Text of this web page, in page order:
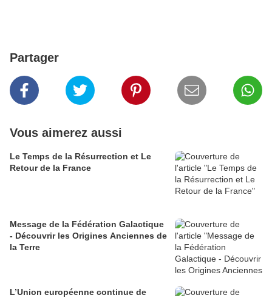
Partager
Vous aimerez aussi
Le Temps de la Résurrection et Le
Retour de la France
Message de la Fédération Galactique
- Découvrir les Origines Anciennes de
la Terre
L’Union européenne continue de